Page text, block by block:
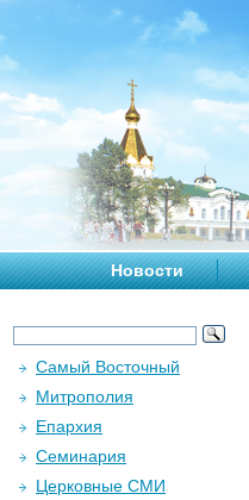
Новости
Самый Восточный
Митрополия
Епархия
Семинария
Церковные СМИ